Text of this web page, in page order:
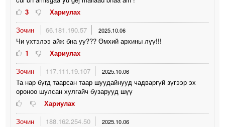
3
Хариулах
Зочин
66.181.190.57 2025.10.06
Чи үхтэлээ айж бна уу??? Өмхий архины лүү!!!
1
Хариулах
Зочин
117.111.19.107 2025.10.06
Та нар бүгд таарсан таар шуудайнууд чадваргүй зүгээр эх
ороноо шулсан хулгайч бузарууд шүү
Хариулах
Зочин
188.162.254.50 2025.10.06